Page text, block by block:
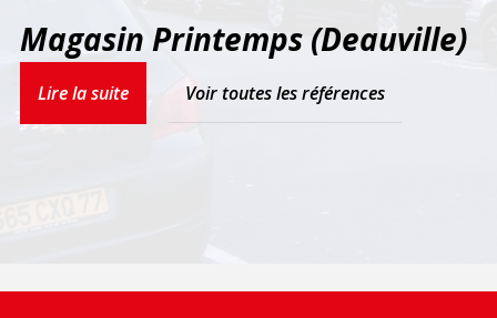
Magasin Printemps (Deauville)
Lire la suite Voir toutes les références